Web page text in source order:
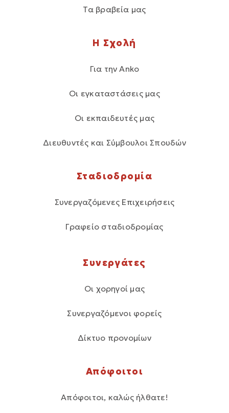
Τα βραβεία μας
Η Σχολή
Για την Anko
Οι εγκαταστάσεις μας
Οι εκπαιδευτές μας
Διευθυντές και Σύμβουλοι Σπουδών
Σταδιοδρομία
Συνεργαζόμενες Επιχειρήσεις
Γραφείο σταδιοδρομίας
Συνεργάτες
Οι χορηγοί μας
Συνεργαζόμενοι φορείς
Δίκτυο προνομίων
Απόφοιτοι
Απόφοιτοι, καλώς ήλθατε!